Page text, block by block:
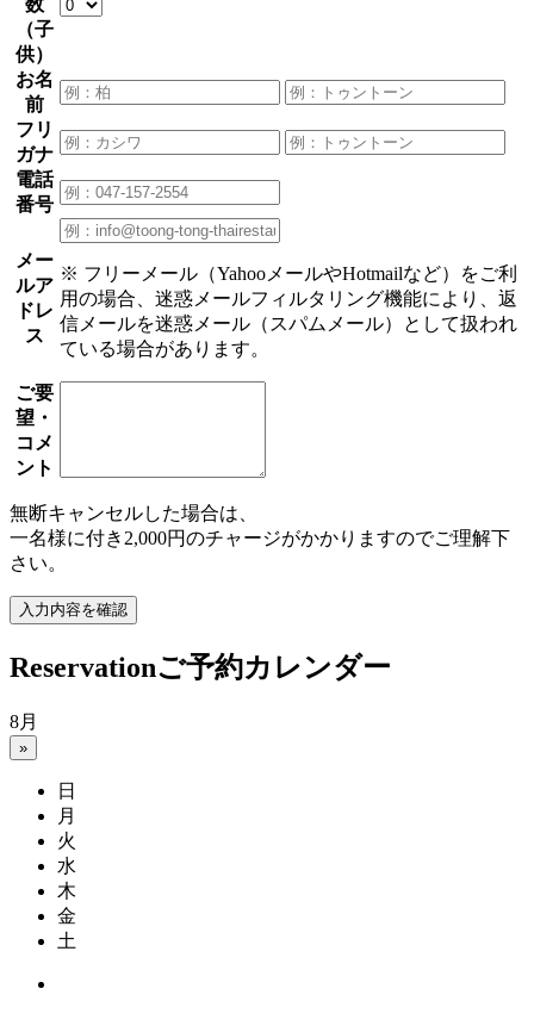
（子
供）
お名
前
フリ
ガナ
電話
番号
メー
ルア
ドレ
ス
※ フリーメール（YahooメールやHotmailなど）をご利
用の場合、迷惑メールフィルタリング機能により、返
信メールを迷惑メール（スパムメール）として扱われ
ている場合があります。
ご要
望・
コメ
ント
無断キャンセルした場合は、
一名様に付き2,000円のチャージがかかりますのでご理解下
さい。
Reservationご予約カレンダー
8月
»
日
月
火
水
木
金
土